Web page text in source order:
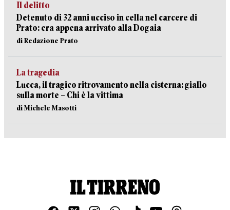
Il delitto
Detenuto di 32 anni ucciso in cella nel carcere di
Prato: era appena arrivato alla Dogaia
di Redazione Prato
La tragedia
Lucca, il tragico ritrovamento nella cisterna: giallo
sulla morte – Chi è la vittima
di Michele Masotti